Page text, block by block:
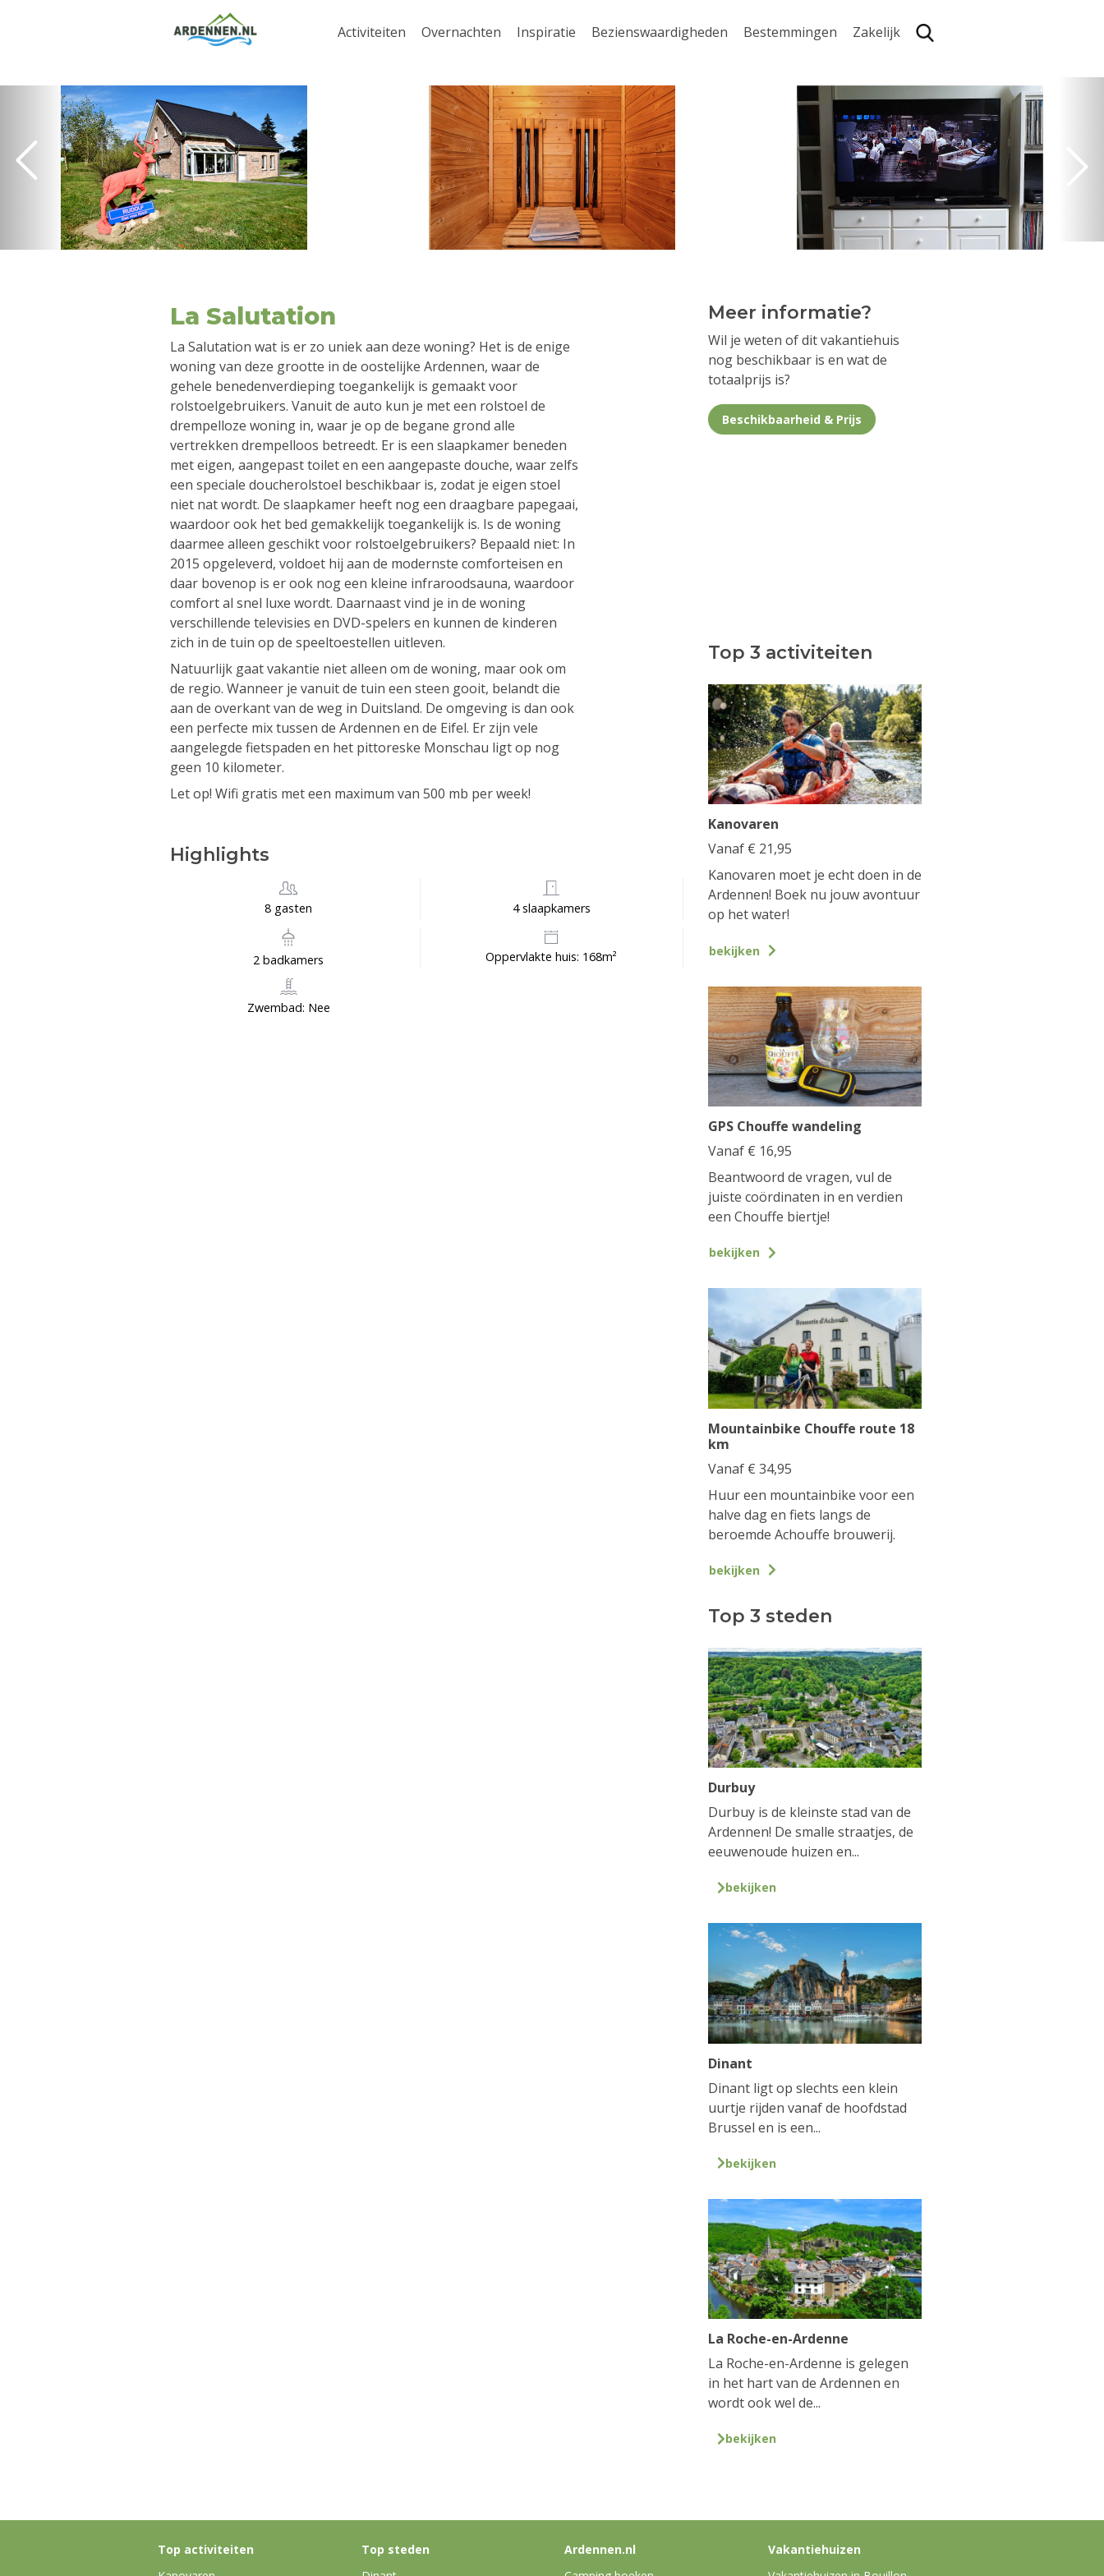
Activiteiten Overnachten Inspiratie Bezienswaardigheden Bestemmingen Zakelijk
La Salutation
La Salutation wat is er zo uniek aan deze woning? Het is de enige
woning van deze grootte in de oostelijke Ardennen, waar de
gehele benedenverdieping toegankelijk is gemaakt voor
rolstoelgebruikers. Vanuit de auto kun je met een rolstoel de
drempelloze woning in, waar je op de begane grond alle
vertrekken drempelloos betreedt. Er is een slaapkamer beneden
met eigen, aangepast toilet en een aangepaste douche, waar zelfs
een speciale doucherolstoel beschikbaar is, zodat je eigen stoel
niet nat wordt. De slaapkamer heeft nog een draagbare papegaai,
waardoor ook het bed gemakkelijk toegankelijk is. Is de woning
daarmee alleen geschikt voor rolstoelgebruikers? Bepaald niet: In
2015 opgeleverd, voldoet hij aan de modernste comforteisen en
daar bovenop is er ook nog een kleine infraroodsauna, waardoor
comfort al snel luxe wordt. Daarnaast vind je in de woning
verschillende televisies en DVD-spelers en kunnen de kinderen
zich in de tuin op de speeltoestellen uitleven.
Natuurlijk gaat vakantie niet alleen om de woning, maar ook om
de regio. Wanneer je vanuit de tuin een steen gooit, belandt die
aan de overkant van de weg in Duitsland. De omgeving is dan ook
een perfecte mix tussen de Ardennen en de Eifel. Er zijn vele
aangelegde fietspaden en het pittoreske Monschau ligt op nog
geen 10 kilometer.
Let op! Wifi gratis met een maximum van 500 mb per week!
Highlights
8 gasten 4 slaapkamers
2 badkamers Oppervlakte huis: 168m²
Zwembad: Nee
Meer informatie?
Wil je weten of dit vakantiehuis
nog beschikbaar is en wat de
totaalprijs is?
Beschikbaarheid & Prijs
Top 3 activiteiten
Kanovaren
Vanaf € 21,95
Kanovaren moet je echt doen in de
Ardennen! Boek nu jouw avontuur
op het water!
bekijken
GPS Chouffe wandeling
Vanaf € 16,95
Beantwoord de vragen, vul de
juiste coördinaten in en verdien
een Chouffe biertje!
bekijken
Mountainbike Chouffe route 18
km
Vanaf € 34,95
Huur een mountainbike voor een
halve dag en fiets langs de
beroemde Achouffe brouwerij.
bekijken
Top 3 steden
Durbuy
Durbuy is de kleinste stad van de
Ardennen! De smalle straatjes, de
eeuwenoude huizen en...
bekijken
Dinant
Dinant ligt op slechts een klein
uurtje rijden vanaf de hoofdstad
Brussel en is een...
bekijken
La Roche-en-Ardenne
La Roche-en-Ardenne is gelegen
in het hart van de Ardennen en
wordt ook wel de...
bekijken
Top activiteiten
Top steden
Ardennen.nl
Vakantiehuizen